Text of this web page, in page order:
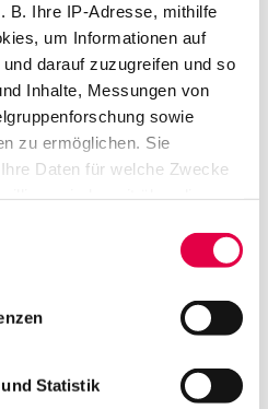
B. Ihre IP-Adresse, mithilfe
um Informationen auf
darauf zuzugreifen und so
Inhalte, Messungen von
sowie
zu ermöglichen. Sie
Daten für welche Zwecke
widerrufen
Ihre geografische Lage
Statistik
Leute, die von
wissen"
macht es möglich,
eines Menschen auch
freuen können – wenn
für sich